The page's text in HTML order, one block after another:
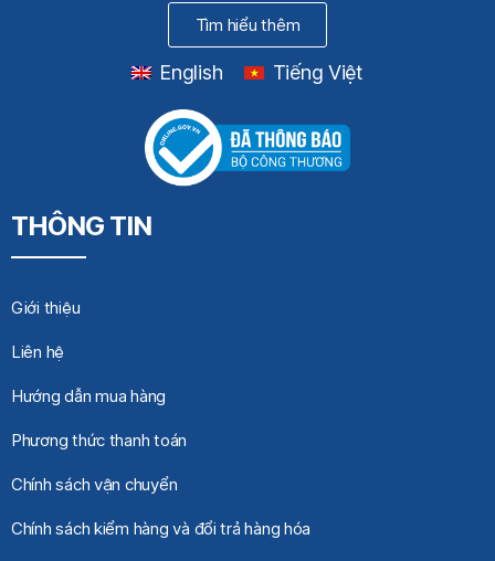
Tìm hiểu thêm
English Tiếng Việt
THÔNG TIN
Giới thiệu
Liên hệ
Hướng dẫn mua hàng
Phương thức thanh toán
Chính sách vận chuyển
Chính sách kiểm hàng và đổi trả hàng hóa